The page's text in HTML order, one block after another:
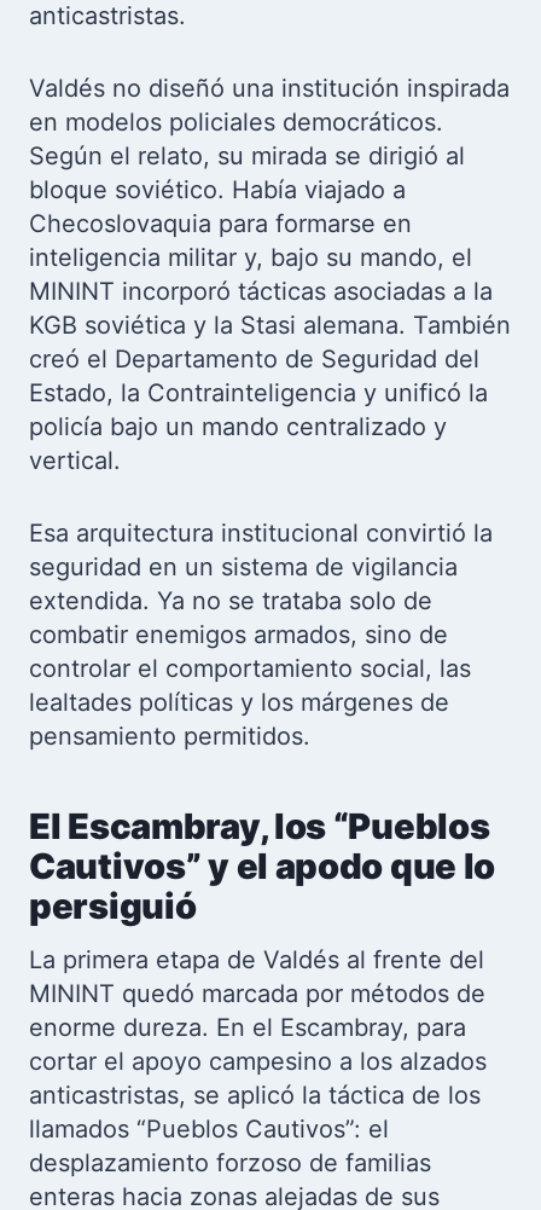
anticastristas.
Valdés no diseñó una institución inspirada
en modelos policiales democráticos.
Según el relato, su mirada se dirigió al
bloque soviético. Había viajado a
Checoslovaquia para formarse en
inteligencia militar y, bajo su mando, el
MININT incorporó tácticas asociadas a la
KGB soviética y la Stasi alemana. También
creó el Departamento de Seguridad del
Estado, la Contrainteligencia y unificó la
policía bajo un mando centralizado y
vertical.
Esa arquitectura institucional convirtió la
seguridad en un sistema de vigilancia
extendida. Ya no se trataba solo de
combatir enemigos armados, sino de
controlar el comportamiento social, las
lealtades políticas y los márgenes de
pensamiento permitidos.
El Escambray, los “Pueblos
Cautivos” y el apodo que lo
persiguió
La primera etapa de Valdés al frente del
MININT quedó marcada por métodos de
enorme dureza. En el Escambray, para
cortar el apoyo campesino a los alzados
anticastristas, se aplicó la táctica de los
llamados “Pueblos Cautivos”: el
desplazamiento forzoso de familias
enteras hacia zonas alejadas de sus